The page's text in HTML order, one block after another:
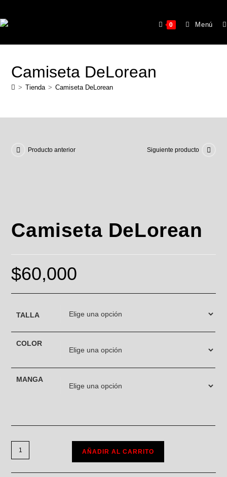
0 Menú
Camiseta DeLorean
> Tienda > Camiseta DeLorean
Producto anterior Siguiente producto
Camiseta DeLorean
$60,000
TALLA
COLOR
MANGA
AÑADIR AL CARRITO